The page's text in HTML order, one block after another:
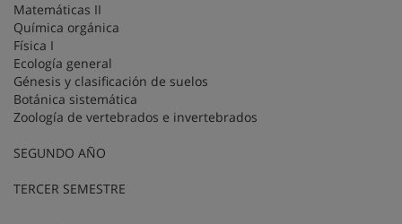
Matemáticas II
Química orgánica
Física I
Ecología general
Génesis y clasificación de suelos
Botánica sistemática
Zoología de vertebrados e invertebrados
SEGUNDO AÑO
TERCER SEMESTRE